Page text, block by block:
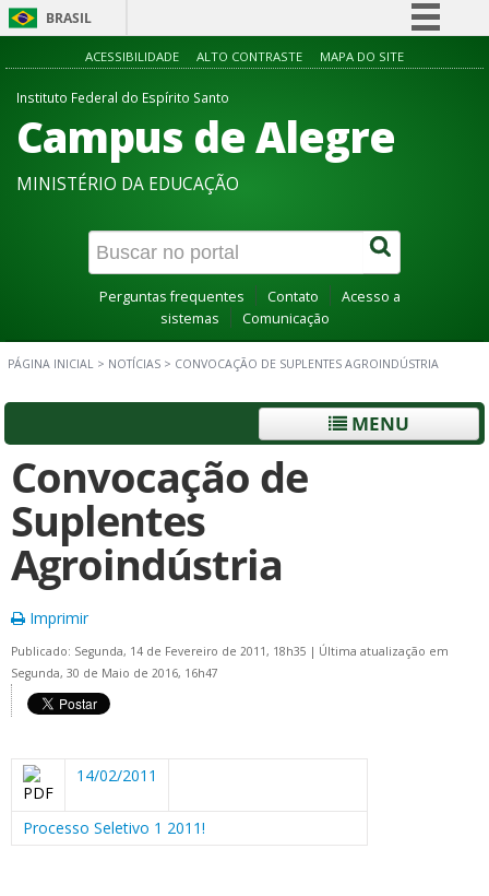
BRASIL
Simplifique!
Acesso à informação
Canais
ACESSIBILIDADE ALTO CONTRASTE MAPA DO SITE
Instituto Federal do Espírito Santo
Campus de Alegre
MINISTÉRIO DA EDUCAÇÃO
Perguntas frequentes Contato
Acesso a
sistemas
Comunicação
PÁGINA INICIAL > NOTÍCIAS > CONVOCAÇÃO DE SUPLENTES AGROINDÚSTRIA
MENU
Convocação de
Suplentes
Agroindústria
Imprimir
Publicado: Segunda, 14 de Fevereiro de 2011, 18h35 | Última atualização em
Segunda, 30 de Maio de 2016, 16h47
14/02/2011
Processo Seletivo 1 2011!